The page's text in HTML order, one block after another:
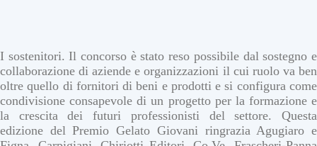
I sostenitori. Il concorso è stato reso possibile dal sostegno e
collaborazione di aziende e organizzazioni il cui ruolo va ben
oltre quello di fornitori di beni e prodotti e si configura come
condivisione consapevole di un progetto per la formazione e
la crescita dei futuri professionisti del settore. Questa
edizione del Premio Gelato Giovani ringrazia Agugiaro e